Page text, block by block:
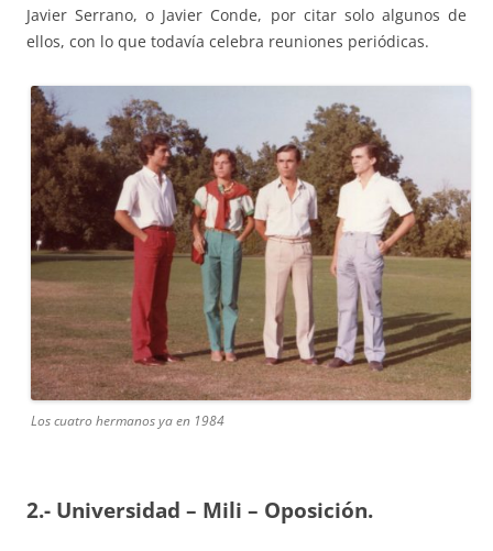
Javier Serrano, o Javier Conde, por citar solo algunos de
ellos, con lo que todavía celebra reuniones periódicas.
Los cuatro hermanos ya en 1984
2.- Universidad – Mili – Oposición.